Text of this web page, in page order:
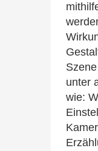
unter
wie: